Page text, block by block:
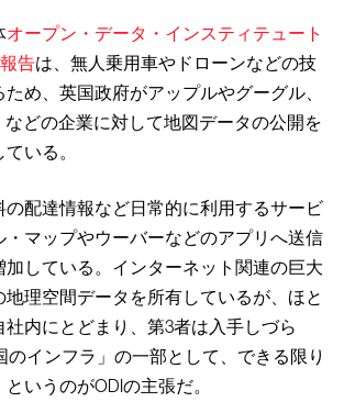
オープン・データ・インスティテュート
告は、無人乗用車やドローンなどの技
め、英国政府がアップルやグーグル、
などの企業に対して地図データの公開を
いる。
の配達情報など日常的に利用するサービ
・マップやウーバーなどのアプリへ送信
加している。インターネット関連の巨大
理空間データを所有しているが、ほと
社内にとどまり、第3者は入手しづら
のインフラ」の一部として、できる限り
いうのがODIの主張だ。